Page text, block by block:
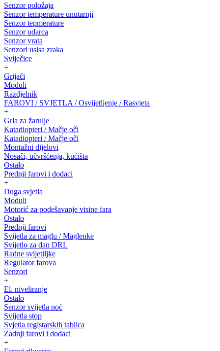
Senzor položaja
Senzor temperature unutarnji
Senzor tepmerature
Senzor udarca
Senzor vrata
Senzori usisa zraka
Sviječice
+
Grijači
Moduli
Razdjelnik
FAROVI / SVJETLA / Osvijetljenje / Rasvjeta
+
Grla za žarulje
Katadiopteri / Mačje oči
Katadiopteri / Mačje oči
Montažni dijelovi
Nosači, učvršćenja, kućišta
Ostalo
Prednji farovi i dodaci
+
Duga svjetla
Moduli
Motorić za podešavanje visine fara
Ostalo
Prednji farovi
Svijetla za maglu / Maglenke
Svijetlo za dan DRL
Radne svijetiljke
Regulator farova
Senzori
+
El. niveliranje
Ostalo
Senzor svijetla noć
Svijetla stop
Svjetla registarskih tablica
Zadnji farovi i dodaci
+